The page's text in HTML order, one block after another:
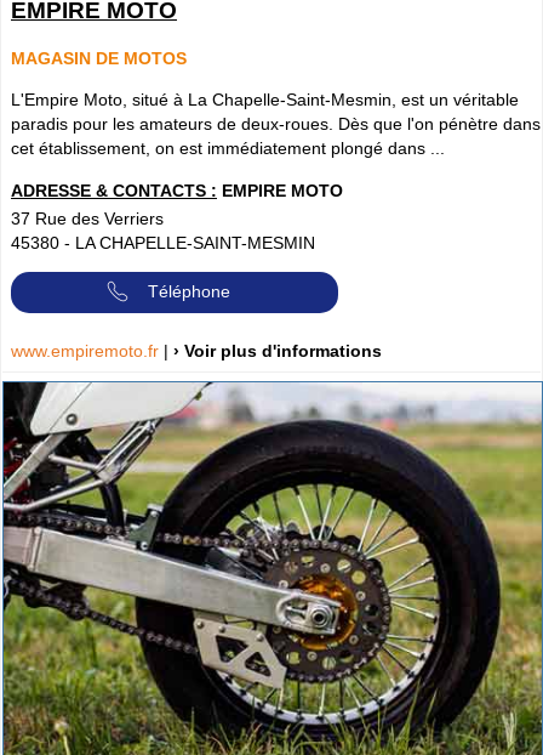
EMPIRE MOTO
MAGASIN DE MOTOS
L'Empire Moto, situé à La Chapelle-Saint-Mesmin, est un véritable
paradis pour les amateurs de deux-roues. Dès que l'on pénètre dans
cet établissement, on est immédiatement plongé dans ...
ADRESSE & CONTACTS : EMPIRE MOTO
37 Rue des Verriers
45380 - LA CHAPELLE-SAINT-MESMIN
Téléphone
www.empiremoto.fr | › Voir plus d'informations